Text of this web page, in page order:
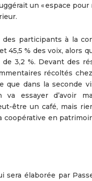
un « espace
des participants à la
45,5 % des voix, alors
de 3,2 %. Devant des
récoltés
que dans la seconde
va essayer d’avoir
être un café, mais
coopérative en
sera élaborée par